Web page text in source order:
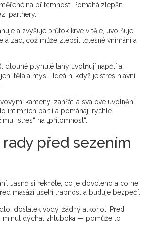
na přítomnost. Pomáhá zlepšit
partnery.
a zvyšuje průtok krve v těle, uvolňuje
a zad, což může zlepšit tělesné vnímání a
dlouhé plynulé tahy uvolňují napětí a
těla a mysli. Ideální když je stres hlavní
kameny: zahřátí a svalové uvolnění
intimních partií a pomáhají rychle
„stres“ na „přítomnost“.
před sezením
Jasně si řekněte, co je dovoleno a co ne.
masáží ušetří trapnost a buduje bezpečí.
dostatek vody, žádný alkohol. Před
minut dýchat zhluboka — pomůže to